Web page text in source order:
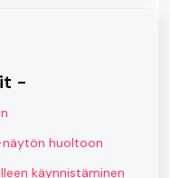
-
näytön huoltoon
käynnistäminen